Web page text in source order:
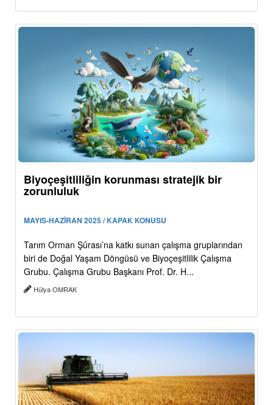
Biyoçeşitliliğin korunması stratejik bir
zorunluluk
MAYIS-HAZİRAN 2025 / KAPAK KONUSU
Tarım Orman Şûrası’na katkı sunan çalışma gruplarından
biri de Doğal Yaşam Döngüsü ve Biyoçeşitlilik Çalışma
Grubu. Çalışma Grubu Başkanı Prof. Dr. H...
Hülya OMRAK